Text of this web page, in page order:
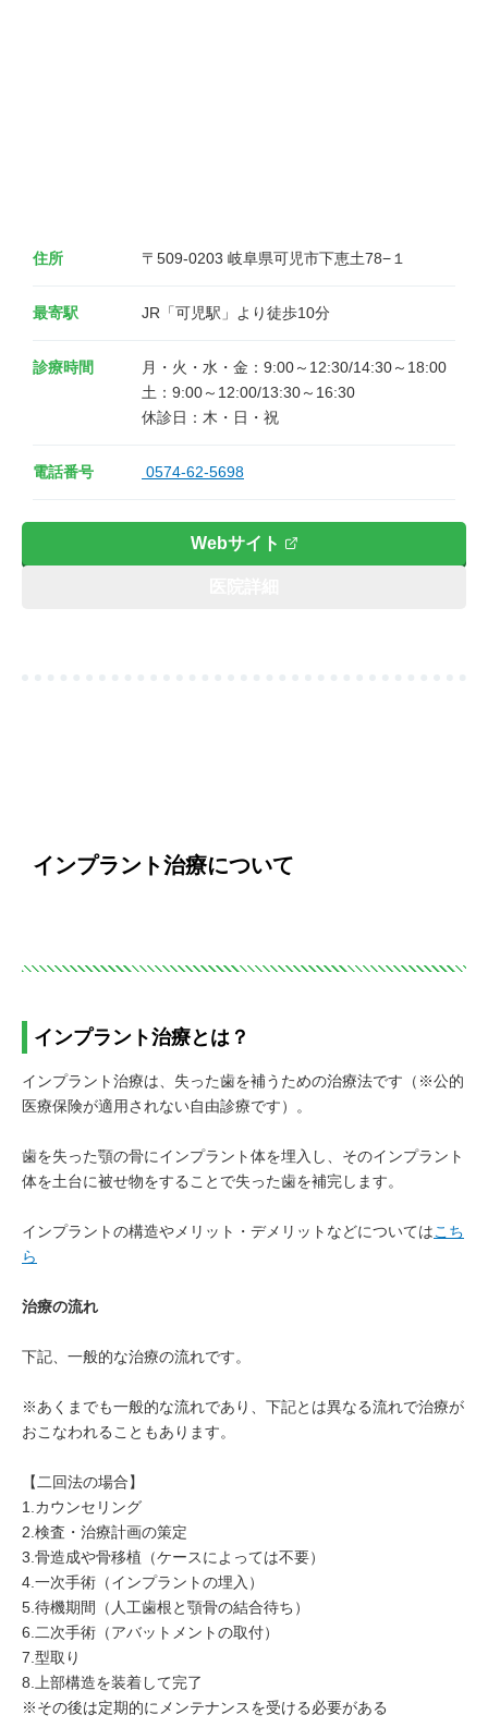
住所 〒509-0203 岐阜県可児市下恵土78−１
最寄駅 JR「可児駅」より徒歩10分
診療時間
月・火・水・金：9:00～12:30/14:30～18:00
土：9:00～12:00/13:30～16:30
電話番号 0574-62-5698
Webサイト
インプラント治療について
インプラント治療とは？
インプラント治療は、失った歯を補うための治療法です（※公的
医療保険が適用されない自由診療です）。
歯を失った顎の骨にインプラント体を埋入し、そのインプラント
体を土台に被せ物をすることで失った歯を補完します。
インプラントの構造やメリット・デメリットなどについてはこち
ら
治療の流れ
下記、一般的な治療の流れです。
※あくまでも一般的な流れであり、下記とは異なる流れで治療が
おこなわれることもあります。
【二回法の場合】
1.カウンセリング
2.検査・治療計画の策定
3.骨造成や骨移植（ケースによっては不要）
4.一次手術（インプラントの埋入）
5.待機期間（人工歯根と顎骨の結合待ち）
6.二次手術（アバットメントの取付）
7.型取り
8.上部構造を装着して完了
※その後は定期的にメンテナンスを受ける必要がある